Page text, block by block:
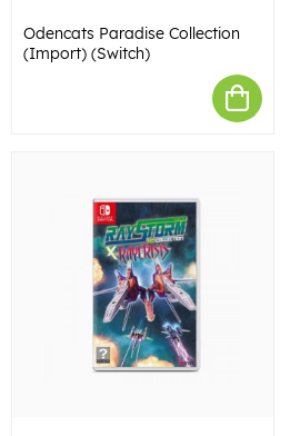
Odencats Paradise Collection
(Import) (Switch)